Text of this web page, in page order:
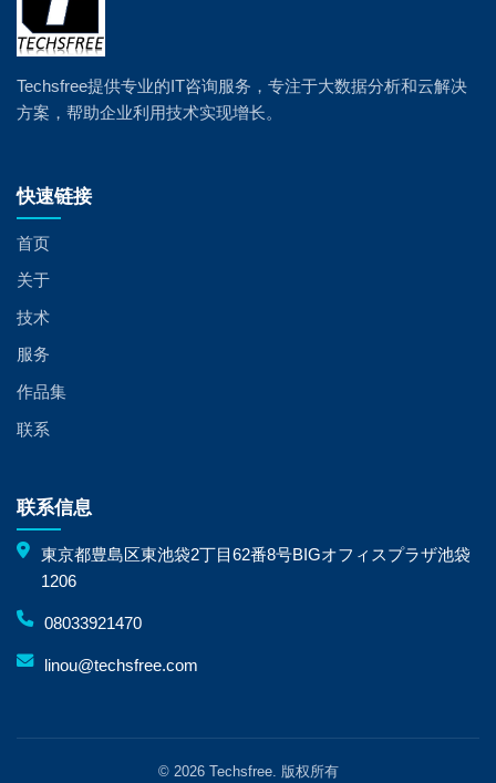
Techsfree提供专业的IT咨询服务，专注于大数据分析和云解决
方案，帮助企业利用技术实现增长。
快速链接
首页
关于
技术
服务
作品集
联系
联系信息
東京都豊島区東池袋2丁目62番8号BIGオフィスプラザ池袋
1206
08033921470
linou@techsfree.com
© 2026 Techsfree. 版权所有